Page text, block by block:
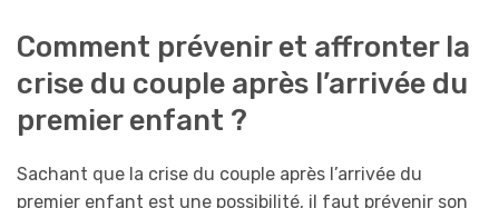
Comment prévenir et affronter la
crise du couple après l’arrivée du
premier enfant ?
Sachant que la crise du couple après l’arrivée du
premier enfant est une possibilité, il faut prévenir son